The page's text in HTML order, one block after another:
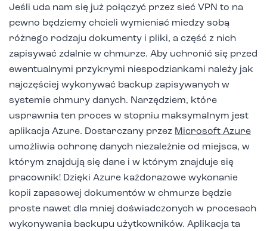
Jeśli uda nam się już połączyć przez sieć VPN to na
pewno będziemy chcieli wymieniać miedzy sobą
różnego rodzaju dokumenty i pliki, a część z nich
zapisywać zdalnie w chmurze. Aby uchronić się przed
ewentualnymi przykrymi niespodziankami należy jak
najczęściej wykonywać backup zapisywanych w
systemie chmury danych. Narzędziem, które
usprawnia ten proces w stopniu maksymalnym jest
aplikacja Azure. Dostarczany przez Microsoft Azure
umożliwia ochronę danych niezależnie od miejsca, w
którym znajdują się dane i w którym znajduje się
pracownik! Dzięki Azure każdorazowe wykonanie
kopii zapasowej dokumentów w chmurze będzie
proste nawet dla mniej doświadczonych w procesach
wykonywania backupu użytkowników. Aplikacja ta